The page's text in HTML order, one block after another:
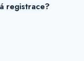
registrace?